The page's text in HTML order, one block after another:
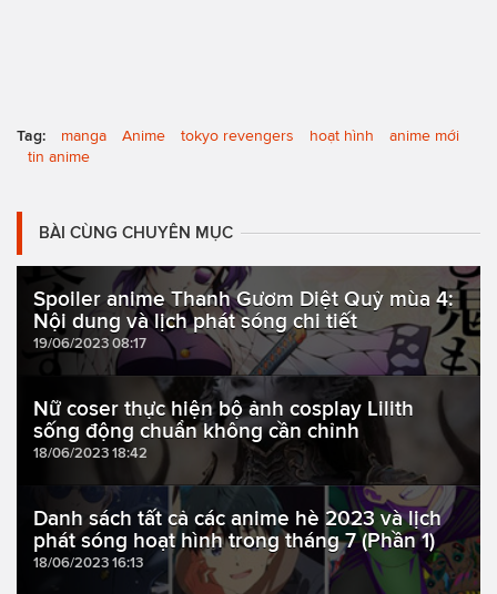
Tag: manga Anime tokyo revengers hoạt hình
anime mới
tin anime
BÀI CÙNG CHUYÊN MỤC
Spoiler anime Thanh Gươm Diệt Quỷ mùa 4:
Nội dung và lịch phát sóng chi tiết
19/06/2023 08:17
Nữ coser thực hiện bộ ảnh cosplay Lilith
sống động chuẩn không cần chỉnh
18/06/2023 18:42
Danh sách tất cả các anime hè 2023 và lịch
phát sóng hoạt hình trong tháng 7 (Phần 1)
18/06/2023 16:13